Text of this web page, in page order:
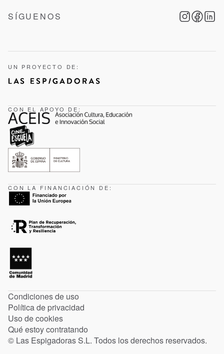
SÍGUENOS
UN PROYECTO DE:
CON EL APOYO DE:
CON LA FINANCIACIÓN DE:
Condiciones de uso
Política de privacidad
Uso de cookies
Qué estoy contratando
© Las Espigadoras S.L. Todos los derechos reservados.